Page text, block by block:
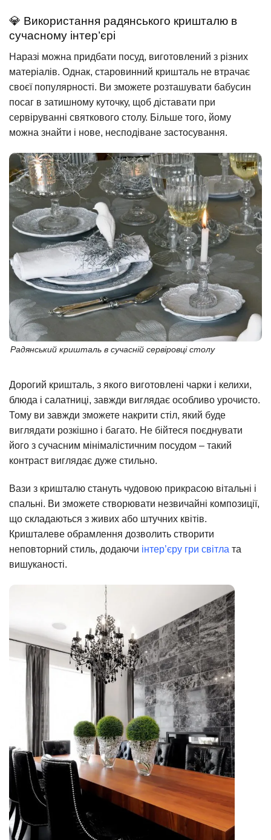
💎 Використання радянського кришталю в
сучасному інтер’єрі
Наразі можна придбати посуд, виготовлений з різних
матеріалів. Однак, старовинний кришталь не втрачає
своєї популярності. Ви зможете розташувати бабусин
посаг в затишному куточку, щоб діставати при
сервіруванні святкового столу. Більше того, йому
можна знайти і нове, несподіване застосування.
Радянський кришталь в сучасній сервіровці столу
Дорогий кришталь, з якого виготовлені чарки і келихи,
блюда і салатниці, завжди виглядає особливо урочисто.
Тому ви завжди зможете накрити стіл, який буде
виглядати розкішно і багато. Не бійтеся поєднувати
його з сучасним мінімалістичним посудом – такий
контраст виглядає дуже стильно.
Вази з кришталю стануть чудовою прикрасою вітальні і
спальні. Ви зможете створювати незвичайні композиції,
що складаються з живих або штучних квітів.
Кришталеве обрамлення дозволить створити
неповторний стиль, додаючи інтер’єру гри світла та
вишуканості.